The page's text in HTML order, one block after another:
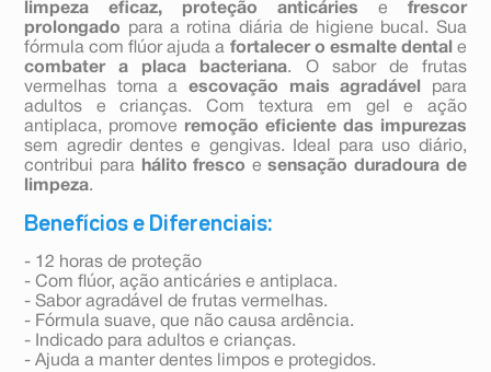
limpeza eficaz, proteção anticáries e frescor
prolongado para a rotina diária de higiene bucal. Sua
fórmula com flúor ajuda a fortalecer o esmalte dental e
combater a placa bacteriana. O sabor de frutas
vermelhas torna a escovação mais agradável
para
adultos e crianças. Com textura em gel e ação
antiplaca, promove remoção eficiente das impurezas
sem agredir dentes e gengivas. Ideal para uso diário,
contribui para
hálito fresco esensação duradoura de
limpeza.
Benefícios e Diferenciais:
- 12 horas de proteção
- Com flúor, ação anticáries e antiplaca.
- Sabor agradável de frutas vermelhas.
- Fórmula suave, que não causa ardência.
- Indicado para adultos e crianças.
- Ajuda a manter dentes limpos e protegidos.